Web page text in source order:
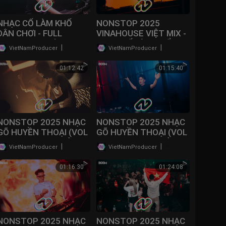
CỔ LÀM KHỔ
CHƠI - FULL
DJ THÁI
(VOL 14) |
BAY PHÒNG
2025
VietNamProducer
NONSTOP 2025
VINAHOUSE VIỆT MIX -
NHẠC CỔ LÀM KHỔ
DÂN CHƠI - NONSTOP
BAY PHÒNG 2025 /
@NONSTOPVNDJ
VietNamProducer
01:12:42
2025 NHẠC
HUYỀN THOẠI (VOL
- NHẠC BAY PHÒNG
CỰC MẠNH |
2025
VietNamProducer
01:15:40
NONSTOP 2025 NHẠC
GÕ HUYỀN THOẠI (VOL
4) - NHẠC BAY PHÒNG
BASS CỰC MẠNH |
NONSTOP 2025
VINAHOUSE
VietNamProducer
01:16:30
2025 NHẠC
01:24:08
NONSTOP 2025 NHẠC